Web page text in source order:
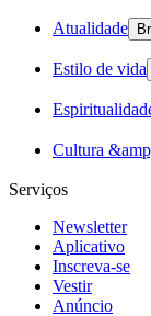
Atualidade
Estilo de vida
Cultura
Serviços
Newsletter
Aplicativo
Inscreva-se
Vestir
Anúncio